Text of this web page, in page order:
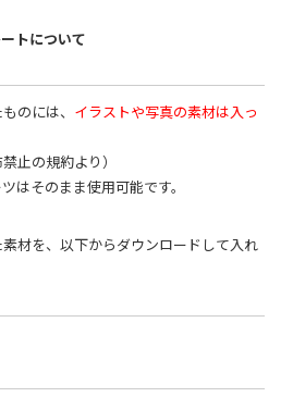
トについて
のには、 イラストや写真の素材は入っ
止の規約より）
はそのまま使用可能です。
材を、以下からダウンロードして入れ